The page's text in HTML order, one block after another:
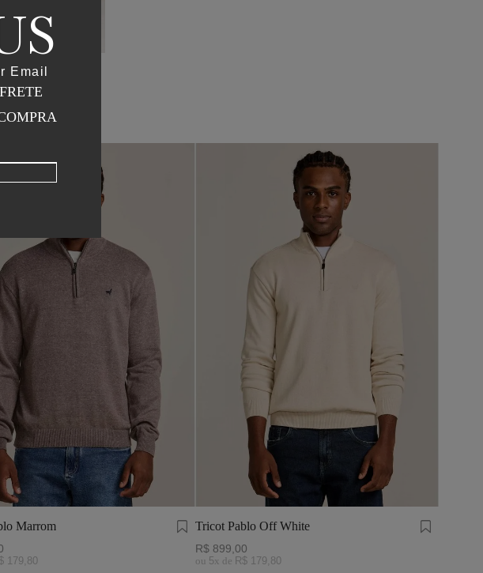
Marrom
179, 80
Tricot Pablo Off White
R$ 899 00
ou 5x de R$ 179, 80
Email